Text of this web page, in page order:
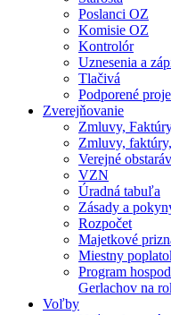
Poslanci OZ
Komisie OZ
Kontrolór
Uznesenia a
Tlačivá
Podporené
Zverejňovanie
Zmluvy,
Zmluvy,
Verejné
VZN
Úradná tabuľa
Zásady a
Rozpočet
Majetkové
Miestny
Program
Gerlachov na
Voľby